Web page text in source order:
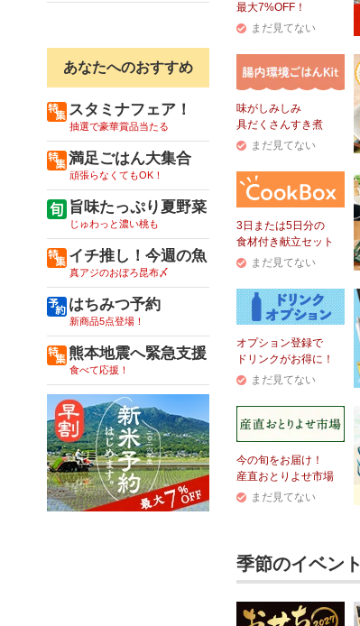
最大7%OFF！
まだ見てない
味がしみしみ
具だくさんすき煮
まだ見てない
3日または5日分の
食材付き献立セット
まだ見てない
オプション登録で
ドリンクがお得に！
まだ見てない
今の旬をお届け！
産直おとりよせ市場
まだ見てない
季節のイベント
あなたへのおすすめ
スタミナフェア！
抽選で豪華賞品当たる
満足ごはん大集合
頑張らなくてもOK！
旨味たっぷり夏野菜
じゅわっと濃い桃も
イチ推し！今週の魚
真アジのおぼろ昆布〆
はちみつ予約
新商品5点登場！
熊本地震へ緊急支援
食べて応援！